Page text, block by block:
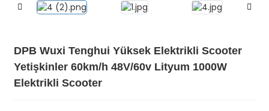
DPB Wuxi Tenghui Yüksek Elektrikli Scooter
Yetişkinler 60km/h 48V/60v Lityum 1000W
Elektrikli Scooter